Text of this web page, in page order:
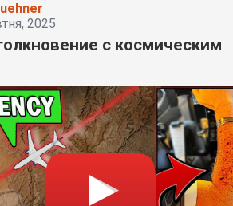
2025
с космическим